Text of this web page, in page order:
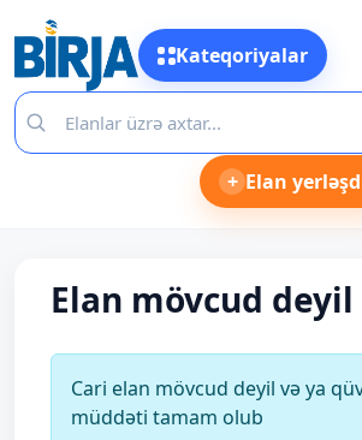
Kateqoriyalar
+ Elan
Elan mövcud deyil
Cari elan mövcud deyil və ya
müddəti tamam olub